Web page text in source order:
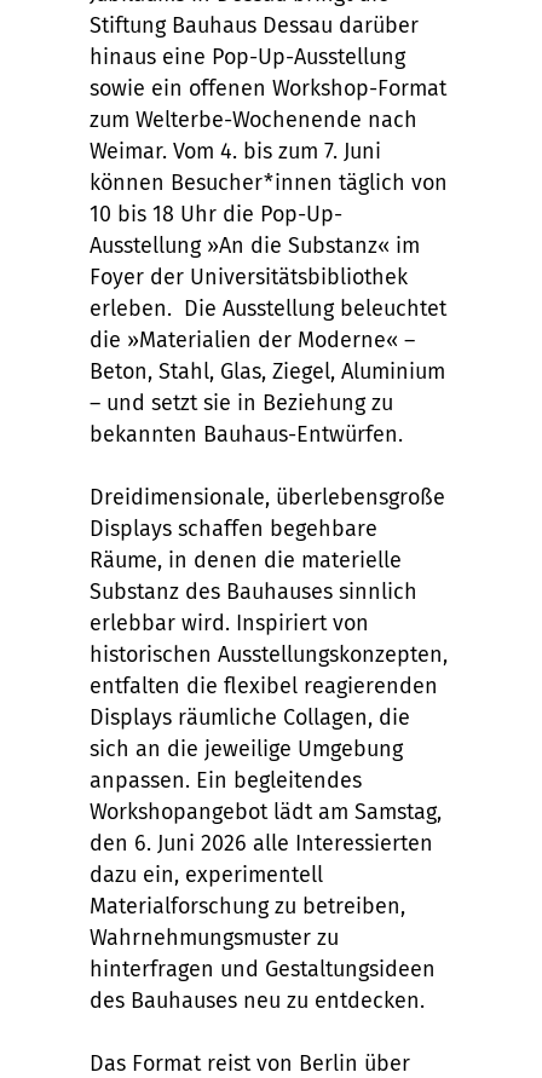
Stiftung Bauhaus Dessau darüber
hinaus eine Pop-Up-Ausstellung
sowie ein offenen Workshop-Format
zum Welterbe-Wochenende nach
Weimar. Vom 4. bis zum 7. Juni
können Besucher*innen täglich von
10 bis 18 Uhr die Pop-Up-
Ausstellung »An die Substanz« im
Foyer der Universitätsbibliothek
erleben. Die Ausstellung beleuchtet
die »Materialien der Moderne« –
Beton, Stahl, Glas, Ziegel, Aluminium
– und setzt sie in Beziehung zu
bekannten Bauhaus-Entwürfen.
Dreidimensionale, überlebensgroße
Displays schaffen begehbare
Räume, in denen die materielle
Substanz des Bauhauses sinnlich
erlebbar wird. Inspiriert von
historischen Ausstellungskonzepten,
entfalten die flexibel reagierenden
Displays räumliche Collagen, die
sich an die jeweilige Umgebung
anpassen. Ein begleitendes
Workshopangebot lädt am Samstag,
den 6. Juni 2026 alle Interessierten
dazu ein, experimentell
Materialforschung zu betreiben,
Wahrnehmungsmuster zu
hinterfragen und Gestaltungsideen
des Bauhauses neu zu entdecken.
Das Format reist von Berlin über